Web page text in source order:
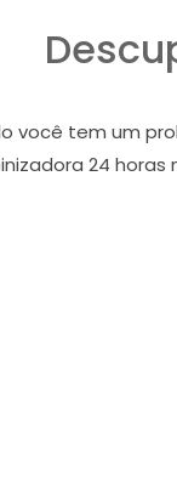
você tem um
24 horas